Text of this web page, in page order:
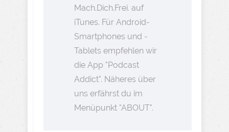
Mach.Dich.Frei. auf
iTunes. Für Android-
Smartphones und -
Tablets empfehlen wir
die App "Podcast
Addict". Näheres über
uns erfährst du im
Menüpunkt "ABOUT".